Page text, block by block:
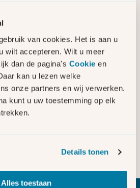
van cookies. Het is aan u
wilt accepteren. Wilt u meer
dan de pagina's Cookie en
kan u lezen welke
onze partners en wij verwerken.
kunt u uw toestemming op elk
Details tonen
Alles toestaan
stroomnet